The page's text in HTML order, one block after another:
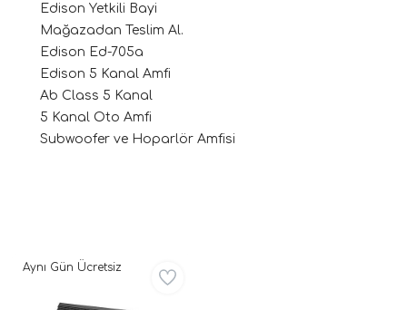
Edison Yetkili Bayi
Mağazadan Teslim Al.
Edison Ed-705a
Edison 5 Kanal Amfi
Ab Class 5 Kanal
5 Kanal Oto Amfi
Subwoofer ve Hoparlör Amfisi
Aynı Gün Ücretsiz